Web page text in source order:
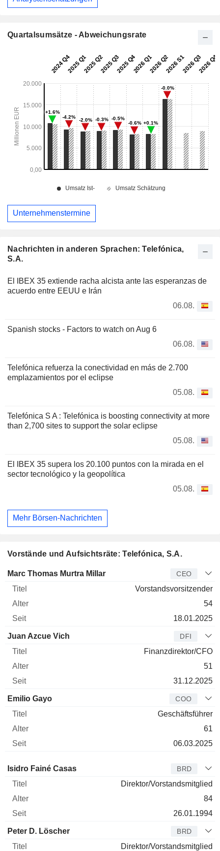
Nachrichten in anderen Sprachen: Telefónica,
S.A.
El IBEX 35 extiende racha alcista ante las esperanzas de
acuerdo entre EEUU e Irán
06.08.
Spanish stocks - Factors to watch on Aug 6
06.08.
Telefónica refuerza la conectividad en más de 2.700
emplazamientos por el eclipse
05.08.
Telefónica S A : Telefónica is boosting connectivity at more
than 2,700 sites to support the solar eclipse
05.08.
El IBEX 35 supera los 20.100 puntos con la mirada en el
sector tecnológico y la geopolítica
05.08.
Mehr Börsen-Nachrichten
Vorstände und Aufsichtsräte: Telefónica, S.A.
Manager Titel Alter Seit
Marc Thomas Murtra Millar CEO
Vorstandsvorsitzender
54
18.01.2025
Juan Azcue Vich DFI
Finanzdirektor/CFO
51
31.12.2025
Emilio Gayo COO
Geschäftsführer
61
06.03.2025
Verwaltungsratsmitglied
Isidro Fainé Casas BRD
Direktor/Vorstandsmitglied
84
26.01.1994
Peter D. Löscher BRD
Direktor/Vorstandsmitglied
Quartalsumsätze - Abweichungsrate
Unternehmenstermine